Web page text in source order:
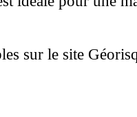
sur le site